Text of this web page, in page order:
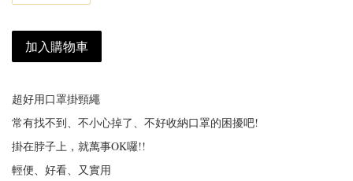
加入購物車
超好用口罩掛頸繩
常有找不到、不小心掉了、不好收納口罩的困擾吧!
掛在脖子上，就萬事OK囉!!
輕便、好看、又實用